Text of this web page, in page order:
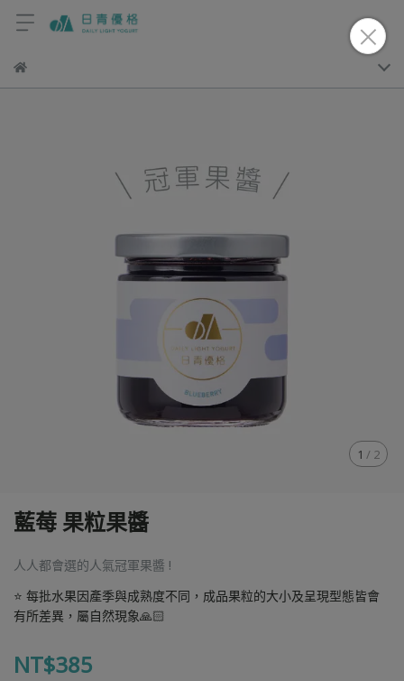
1 /2
藍莓 果粒果醬
人人都會選的人氣冠軍果醬 !
⭐ 每批水果因產季與成熟度不同，成品果粒的大小及呈現型態皆會
有所差異，屬自然現象🙏🏻
NT$385